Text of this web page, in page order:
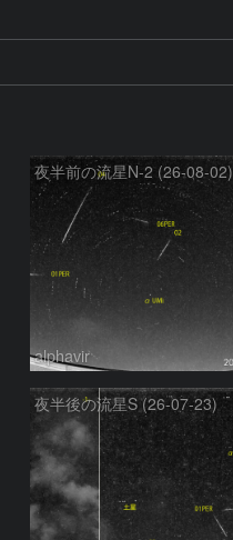
夜半前の流星N-2 (26-08-02)
alphavir
夜半後の流星S (26-07-23)